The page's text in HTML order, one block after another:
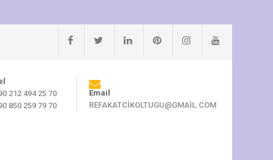
212 494 25 70
850 259 79 70
Email
REFAKATCIKOLTUGU@GMAIL.COM